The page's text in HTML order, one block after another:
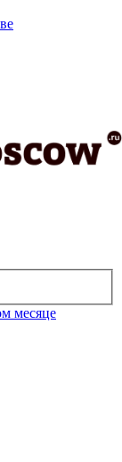
месяце